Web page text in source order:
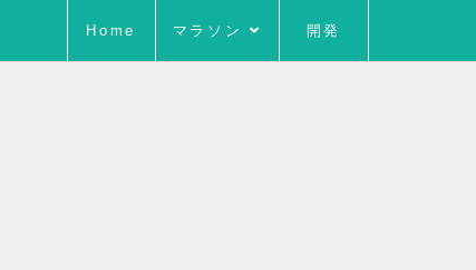
Home マラソン 開発